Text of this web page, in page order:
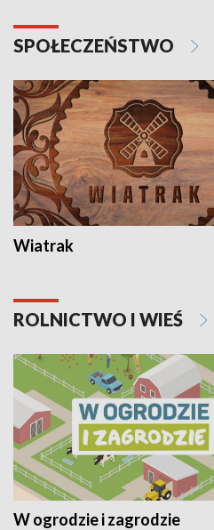
SPOŁECZEŃSTWO
Wiatrak
ROLNICTWO I WIEŚ
W ogrodzie i zagrodzie